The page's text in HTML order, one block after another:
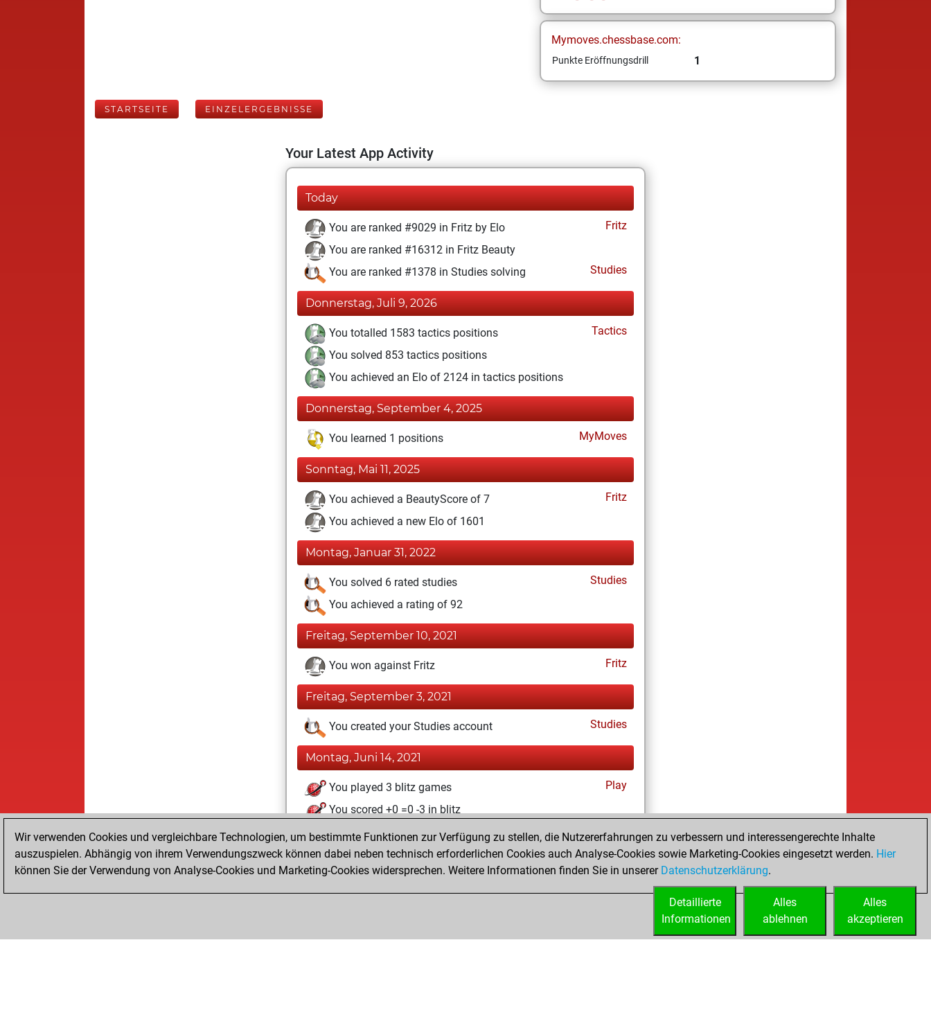
Mymoves.chessbase.com:
Punkte Eröffnungsdrill 1
STARTSEITE EINZELERGEBNISSE
Your Latest App Activity
Today
You are ranked #9029 in Fritz by Elo
Fritz
You are ranked #16312 in Fritz Beauty
You are ranked #1378 in Studies solving
Studies
Donnerstag, Juli 9, 2026
You totalled 1583 tactics positions
Tactics
You solved 853 tactics positions
You achieved an Elo of 2124 in tactics positions
Donnerstag, September 4, 2025
You learned 1 positions MyMoves
Sonntag, Mai 11, 2025
You achieved a BeautyScore of 7
Fritz
You achieved a new Elo of 1601
Montag, Januar 31, 2022
You solved 6 rated studies
Studies
You achieved a rating of 92
Freitag, September 10, 2021
You won against Fritz Fritz
Freitag, September 3, 2021
You created your Studies account Studies
Montag, Juni 14, 2021
You played 3 blitz games
Play
You scored +0 =0 -3 in blitz
Freitag, Mai 7, 2021
You created your Fritz account Fritz
Wir verwenden Cookies und vergleichbare Technologien, um bestimmte Funktionen zur Verfügung zu stellen, die Nutzererfahrungen zu verbessern und interessengerechte Inhalte
auszuspielen. Abhängig von ihrem Verwendungszweck können dabei neben technisch erforderlichen Cookies auch Analyse-Cookies sowie Marketing-Cookies eingesetzt werden. Hier
können Sie der Verwendung von Analyse-Cookies und Marketing-Cookies widersprechen. Weitere Informationen finden Sie in unserer Datenschutzerklärung.
Alles
akzeptieren
Alles
ablehnen
Detaillierte
Informationen